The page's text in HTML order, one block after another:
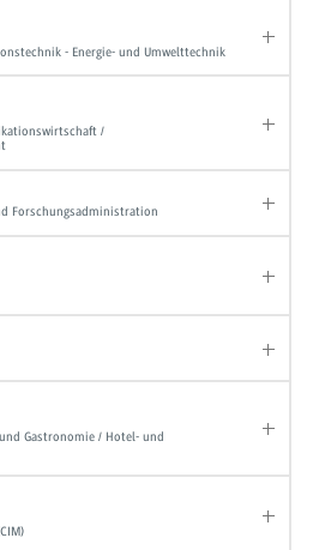
- Energie- und Umwelttechnik
/
Forschungsadministration
Gastronomie / Hotel- und